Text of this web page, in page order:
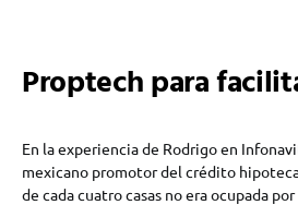
Proptech para
En la experiencia de Rodrigo en
mexicano promotor del crédito
de cada cuatro casas no era ocupada